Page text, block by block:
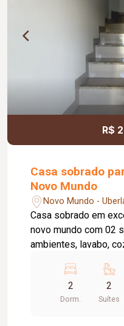
câmeras de
amplos, arejados e
estado de
Localização
R$
Casa sobrado
Novo Mundo
Novo Mundo -
Casa sobrado em
novo mundo com 02
ambientes, lavabo,
02 vagas de
2
Dorm.
2
Suítes